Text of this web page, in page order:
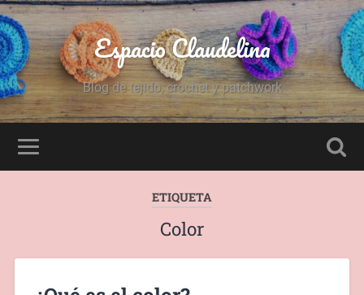
Espacio Claudelina
Blog de tejido, crochet y patchwork
ETIQUETA
Color